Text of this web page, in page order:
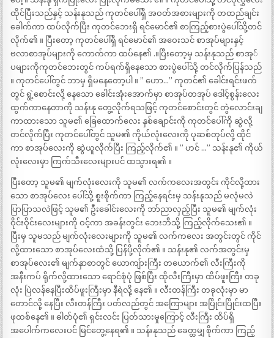
ထိုင်ပြီးသည်နှင့် သန်းနုသည် ကုတင်ပေါ်ရှိ အဝတ်အစားများကို တထည်ချင်း
ခေါက်ကာ ထပ်လိုက်ပြီး ကုတင်ဘေးရှိ ရင်မောင်၏ စာကြည့်စားပွဲပေါ်သို့တင်
လိုက်၏ ။ ပြီးတော့ ကုတင်ပေါ်ရှိ ရင်မောင်၏ အဝေးသင် စာအုပ်များနှင့်
ဗလာစာအုပ်များကို ကောက်ကာ ထပ်နေ၏ .။ပြီးတော့မှ သန်းနုသည် စာအု်
ပများကိုကုတင်ဘေးတွင် ကပ်ရက်ရှိနေသော စားပွဲပေါ်သို့ တင်လိုက်ပြန်သည်
။ ကုတင်ပေါ်တွင် ဘာမှ ရှိမနေတော့ပါ ။ ” ဟော…” ကုတင်၏ ခေါင်းရင်းဖက်
တွင် ရွဲ့စောင်းလို့ နေသော ခေါင်းအုံးအောက်မှာ စာအုပ်တအုပ် ဒေါင့်စွန်းလေး
ထွက်ကာနေတာကို သန်းနု တွေ့လိုက်ရသဖြင့် ကုတင်စောင်းတွင် တွဲလောင်းချ
ကာထားသော သူမ၏ ခြေထောက်လေး နှစ်ချောင်းကို ကုတင်ပေါ်ကို ဆွဲလို့
တင်လိုက်ပြီး ကုတင်ပေါ်တွင် သူမ၏ ကိုယ်လုံးလေးကို ပုဆစ်တုပ်လို့ ထိုင်
ကာ စာအုပ်လေးကို ဆွဲယူလိုက်ပြီး ကြည့်လိုက်၏ ။ ” ဟင် …” သန်းနု၏ ကိုယ်
လုံးလေးမှာ ကြက်သီးလေးများပင် ထသွားရ၏ ။
ပြီးတော့ သူမ၏ မျက်လုံးလေးကို သူမ၏ လက်ကလေးအတွင်း ကိုင်လို့ထား
သော စာအုပ်လေး ပေါ်သို့ စူးစိုက်ကာ ကြည့်နေရင်းမှ သန်းနုသည် မလုံမလဲ
ပြာပြာသလဲဖြင့် သူမ၏ ဦးခေါင်းလေးကို ဘာ်ညာလှည့်ပြီး သူမ၏ မျက်လုံး
ဝိုင်းဝိုင်းလေးများကို ဝင့်ကာ အခန်းတွင်း ဘေးဘီသို့ ကြည့်လိုက်သေး၏ ။
ပြီးမှ သူမသည် မျက်လုံးလေးများကို သူမ၏ လက်ကလေး အတွင်းတွင် ကိုင်
လို့ထားသော စာအုပ်လေးထံသို့ ပြန်ပို့လိုက်၏ ။ သန်းနု၏ လက်အတွင်းမှ
စာအုပ်လေး၏ မျက်နှာစာတွင် ယောကျ်ားကြီး တယောက်၏ လီးကြီးကို
အနီးကပ် ရိုက်လို့ထားသော ရောင်စုံပုံ ဖြစ်ပြီး ထိုလီးကြီးမှာ ထိပ်ဖူးကြီး တခု
လုံး ပြဲလန်နေပြီးထိပ်ဖူးကြီးမှာ နီရဲလို့ နေ၏ ။ လီးတန်ကြီး တခုလုံးမှာ မာ
တောင်လို့ နေပြီး လီးတန်ကြီး ပတ်လည်တွင် အကြောများ အပြိုင်းပြိုင်းထပြီး
ဖုထစ်နေ၏ ။ ဓါတ်ပုံ၏ ရှင်းလင်း ပြတ်သားမှုကြောင့် လီးကြီး ထိပ်ရှိ
အပေါက်ကလေးပင် မြင်တွေ့နေရ၏ ။ သန်းနုသည် ခေတ္တမျှ စိုက်ကာ ကြည့်